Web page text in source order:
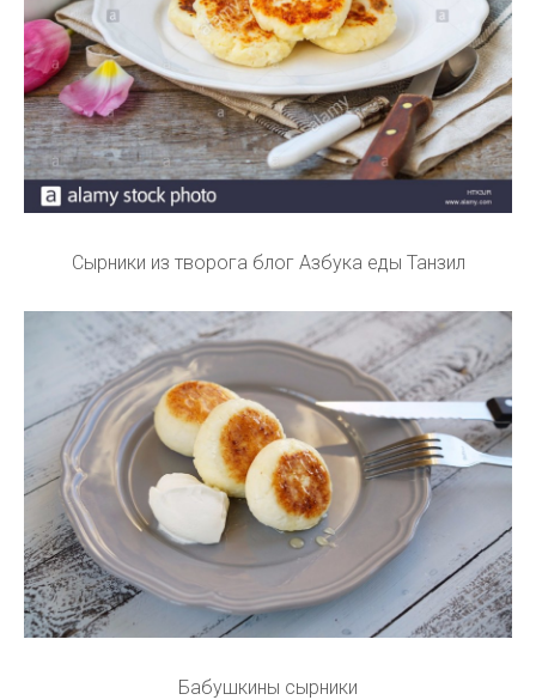
Сырники из творога блог Азбука еды Танзил
Бабушкины сырники